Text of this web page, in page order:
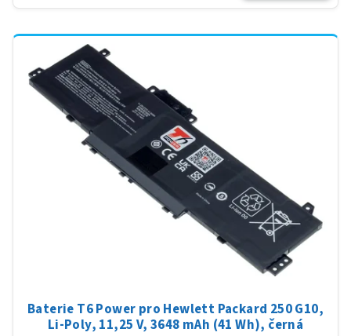
Baterie T6 Power pro Hewlett Packard 250 G10,
Li-Poly, 11,25 V, 3648 mAh (41 Wh), černá